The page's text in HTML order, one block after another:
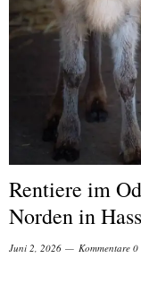
Rentiere im
Norden in
Juni 2, 2026 Kommentare 0